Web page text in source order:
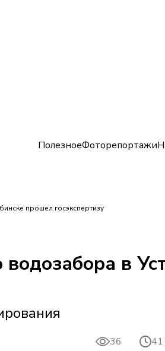
ПолезноеФоторепортажи
прошел госэкспертизу
водозабора в
36 41